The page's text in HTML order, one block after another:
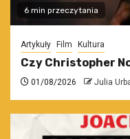
6 min przeczytania
Artykuły Film Kultura
Czy Christopher
01/08/2026 Julia